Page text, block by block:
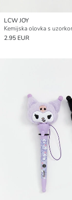
LCW JOY
Kemijska olovka s
2.95 EUR